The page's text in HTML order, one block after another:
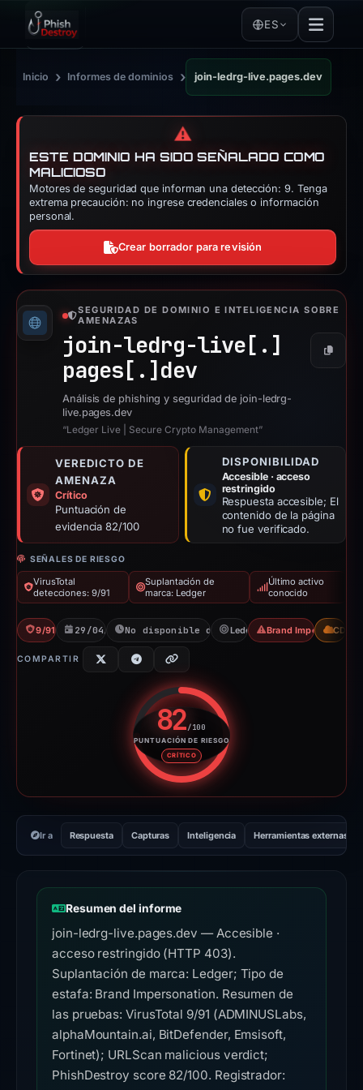
ES
Inicio › Informes de dominios › join-ledrg-live.pages.dev
⚠️
ESTE DOMINIO HA SIDO SEÑALADO COMO
MALICIOSO
Motores de seguridad que informan una detección: 9. Tenga
extrema precaución: no ingrese credenciales o información
personal.
Crear borrador para revisión
SEGURIDAD DE DOMINIO E INTELIGENCIA SOBRE
AMENAZAS
join-ledrg-live[.]
pages[.] dev
Copiar
Análisis de phishing y seguridad de join-ledrg-
live.pages.dev
“Ledger Live | Secure Crypto Management”
VEREDICTO DE
AMENAZA
Crítico
Puntuación de
evidencia 82/100
DISPONIBILIDAD
Accesible · acceso
restringido
Respuesta accesible; El
contenido de la página
no fue verificado.
SEÑALES DE RIESGO
VirusTotal
detecciones: 9/91
Suplantación de
marca: Ledger
Último activo
conocido
9/91 VT 29/04/2026No disponible desde 06/06/2026
Ledger Brand Impersonation
CDN
COMPARTIR
82/100
PUNTUACIÓN DE RIESGO
CRÍTICO
Puntuación de riesgo: 82
Ir a Respuesta Capturas Inteligencia Herramientas externas
Resumen del informe
join-ledrg-live.pages.dev — Accesible ·
acceso restringido (HTTP 403).
Suplantación de marca: Ledger; Tipo de
estafa: Brand Impersonation. Resumen de
las pruebas: VirusTotal 9/91 (ADMINUSLabs,
alphaMountain.ai, BitDefender, Emsisoft,
Fortinet); URLScan malicious verdict;
PhishDestroy score 82/100. Registrador: